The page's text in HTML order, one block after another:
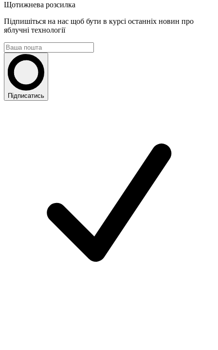
Щотижнева розсилка
Підпишіться на нас щоб бути в курсі останніх новин про
яблучні технології
Підписатись